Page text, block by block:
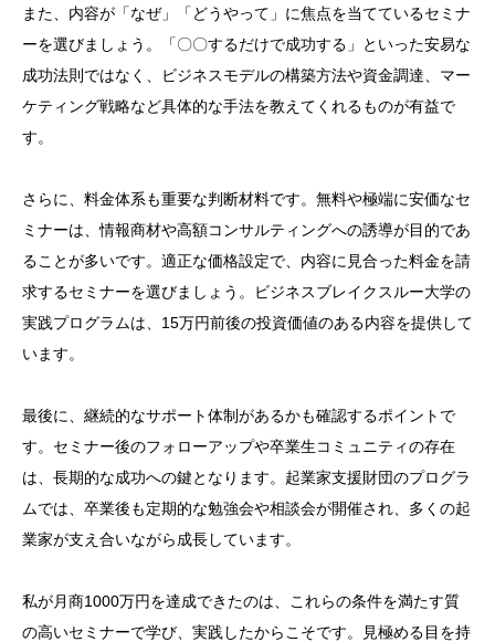
また、内容が「なぜ」「どうやって」に焦点を当てているセミナ
ーを選びましょう。「〇〇するだけで成功する」といった安易な
成功法則ではなく、ビジネスモデルの構築方法や資金調達、マー
ケティング戦略など具体的な手法を教えてくれるものが有益で
す。
さらに、料金体系も重要な判断材料です。無料や極端に安価なセ
ミナーは、情報商材や高額コンサルティングへの誘導が目的であ
ることが多いです。適正な価格設定で、内容に見合った料金を請
求するセミナーを選びましょう。ビジネスブレイクスルー大学の
実践プログラムは、15万円前後の投資価値のある内容を提供して
います。
最後に、継続的なサポート体制があるかも確認するポイントで
す。セミナー後のフォローアップや卒業生コミュニティの存在
は、長期的な成功への鍵となります。起業家支援財団のプログラ
ムでは、卒業後も定期的な勉強会や相談会が開催され、多くの起
業家が支え合いながら成長しています。
私が月商1000万円を達成できたのは、これらの条件を満たす質
の高いセミナーで学び、実践したからこそです。見極める目を持